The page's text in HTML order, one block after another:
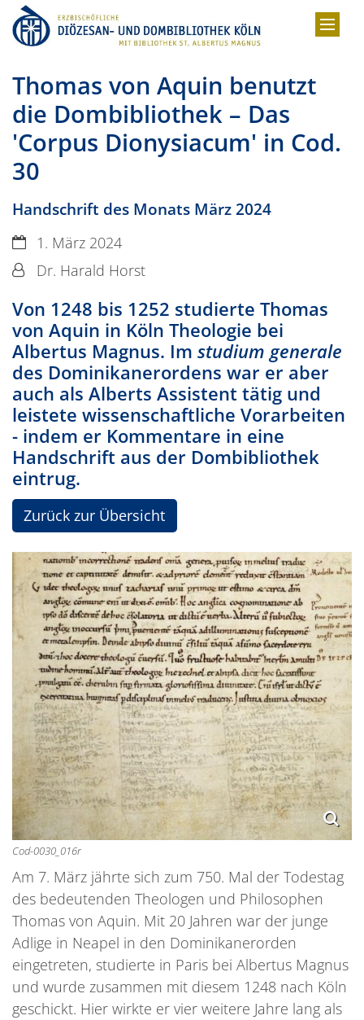
Zum Inhalt springen
Thomas von Aquin benutzt
die Dombibliothek – Das
'Corpus Dionysiacum' in Cod.
30
Handschrift des Monats März 2024
Datum:1. März 2024
Von:Dr. Harald Horst
Von 1248 bis 1252 studierte Thomas
von Aquin in Köln Theologie bei
Albertus Magnus. Im studium generale
des Dominikanerordens war er aber
auch als Alberts Assistent tätig und
leistete wissenschaftliche Vorarbeiten
- indem er Kommentare in eine
Handschrift aus der Dombibliothek
eintrug.
Zurück zur Übersicht
Cod-0030_016r
Am 7. März jährte sich zum 750. Mal der Todestag
des bedeutenden Theologen und Philosophen
Thomas von Aquin. Mit 20 Jahren war der junge
Adlige in Neapel in den Dominikanerorden
eingetreten, studierte in Paris bei Albertus Magnus
und wurde zusammen mit diesem 1248 nach Köln
geschickt. Hier wirkte er vier weitere Jahre lang als